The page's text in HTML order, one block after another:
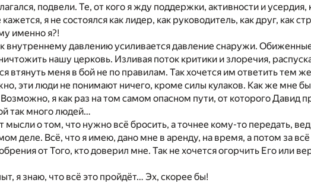
подвели. Те, от кого я жду поддержки, активности и
я не состоялся как лидер, как руководитель, как друг, как
именно я?!
внутреннему давлению усиливается давление снаружи.
нашу церковь. Изливая поток критики и злоречия,
втянуть меня в бой не по правилам. Так хочется им ответить тем
эти люди не понимают ничего, кроме силы кулаков. Как же мне
я как раз на том самом опасном пути, от которого Давид
так много людей…
мысли о том, что нужно всё бросить, а точнее кому-то передать,
деле. Всё, что я имею, дано мне в аренду, на время, а потом за всё
от Того, кто доверил мне. Так не хочется огорчить Его или
я знаю, что всё это пройдёт… Эх, скорее бы!